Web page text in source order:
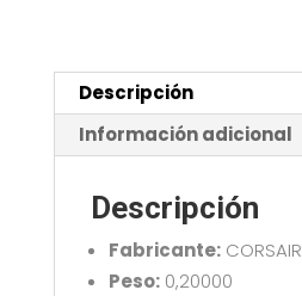
350MM
KIT
CL-
Descripción
Información adicional
Descripción
Fabricante:CORSAIR
Peso:0,20000